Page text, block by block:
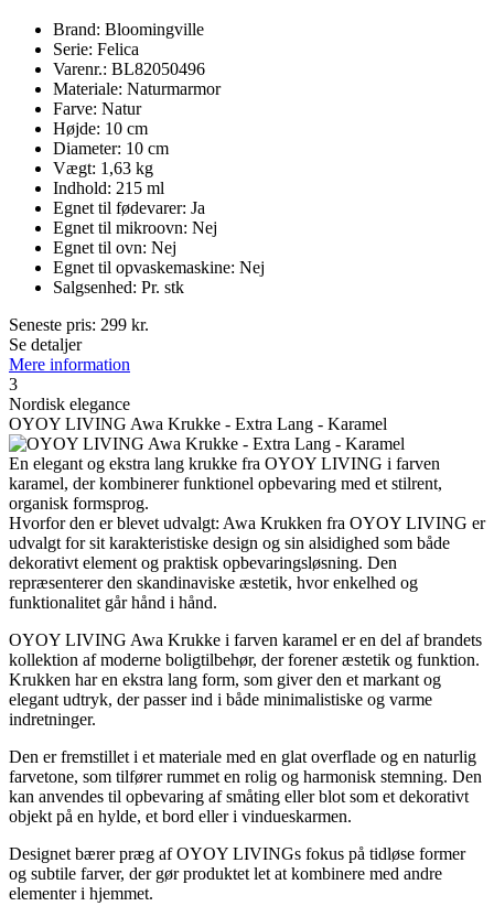
Brand: Bloomingville
Serie: Felica
Varenr.: BL82050496
Materiale: Naturmarmor
Farve: Natur
Højde: 10 cm
Diameter: 10 cm
Vægt: 1,63 kg
Indhold: 215 ml
Egnet til fødevarer: Ja
Egnet til mikroovn: Nej
Egnet til ovn: Nej
Egnet til opvaskemaskine: Nej
Salgsenhed: Pr. stk
Seneste pris: 299 kr.
Se detaljer
Mere information
3
Nordisk elegance
OYOY LIVING Awa Krukke - Extra Lang - Karamel
En elegant og ekstra lang krukke fra OYOY LIVING i farven
karamel, der kombinerer funktionel opbevaring med et stilrent,
organisk formsprog.
Hvorfor den er blevet udvalgt: Awa Krukken fra OYOY LIVING er
udvalgt for sit karakteristiske design og sin alsidighed som både
dekorativt element og praktisk opbevaringsløsning. Den
repræsenterer den skandinaviske æstetik, hvor enkelhed og
funktionalitet går hånd i hånd.
OYOY LIVING Awa Krukke i farven karamel er en del af brandets
kollektion af moderne boligtilbehør, der forener æstetik og funktion.
Krukken har en ekstra lang form, som giver den et markant og
elegant udtryk, der passer ind i både minimalistiske og varme
indretninger.
Den er fremstillet i et materiale med en glat overflade og en naturlig
farvetone, som tilfører rummet en rolig og harmonisk stemning. Den
kan anvendes til opbevaring af småting eller blot som et dekorativt
objekt på en hylde, et bord eller i vindueskarmen.
Designet bærer præg af OYOY LIVINGs fokus på tidløse former
og subtile farver, der gør produktet let at kombinere med andre
elementer i hjemmet.